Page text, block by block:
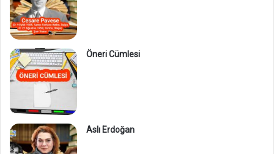
Öneri Cümlesi
Aslı Erdoğan